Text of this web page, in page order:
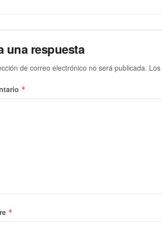
una respuesta
de correo electrónico no será publicada.
*
*